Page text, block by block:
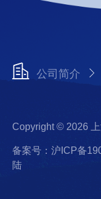
公司简介
Copyright © 2026
备案号：沪ICP备
陆